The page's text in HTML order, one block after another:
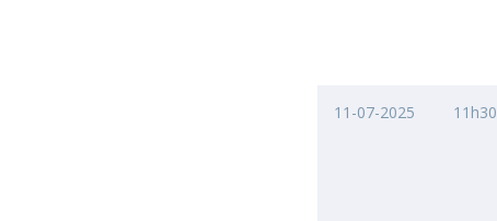
11-07-2025 11h30